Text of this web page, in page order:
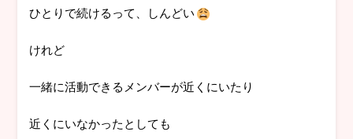
ひとりで続けるって、しんどい
けれど
一緒に活動できるメンバーが近くにいたり
近くにいなかったとしても